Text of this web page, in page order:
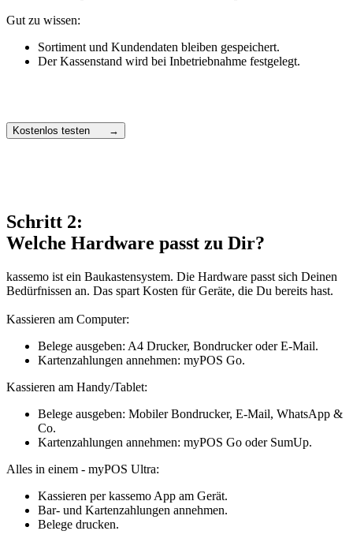
Gut zu wissen:
Sortiment und Kundendaten bleiben gespeichert.
Der Kassenstand wird bei Inbetriebnahme festgelegt.
Kostenlos testen →
Schritt 2:
Welche Hardware passt zu Dir?
kassemo ist ein Baukastensystem. Die Hardware passt sich Deinen
Bedürfnissen an. Das spart Kosten für Geräte, die Du bereits hast.
Kassieren am Computer:
Belege ausgeben: A4 Drucker, Bondrucker oder E-Mail.
Kartenzahlungen annehmen: myPOS Go.
Kassieren am Handy/Tablet:
Belege ausgeben: Mobiler Bondrucker, E-Mail, WhatsApp &
Co.
Kartenzahlungen annehmen: myPOS Go oder SumUp.
Alles in einem - myPOS Ultra:
Kassieren per kassemo App am Gerät.
Bar- und Kartenzahlungen annehmen.
Belege drucken.